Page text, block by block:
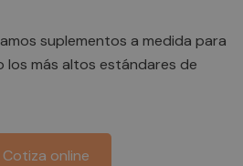
suplementos a medida para
los más altos estándares de
Cotiza online